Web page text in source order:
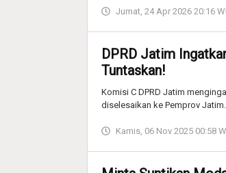
Jumat, 24 Apr 2026 20:16
DPRD Jatim
Tuntaskan!
Komisi C DPRD Jatim
diselesaikan ke Pemprov
Kamis, 06 Nov 2025 00:58